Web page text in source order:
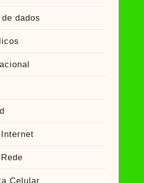
dados
Celular